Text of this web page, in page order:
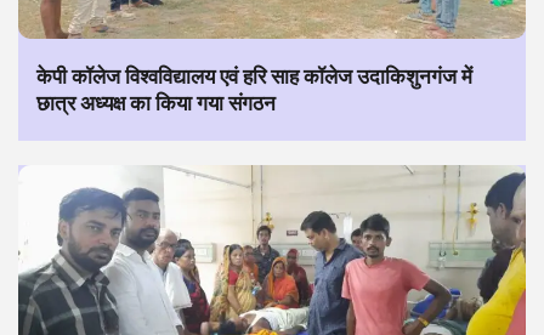
केपी कॉलेज विश्वविद्यालय एवं हरि साह कॉलेज उदाकिशुनगंज में
छात्र अध्यक्ष का किया गया संगठन